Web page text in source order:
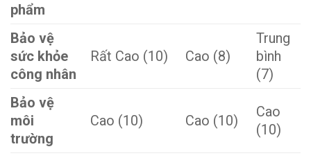
phẩm
Bảo vệ
sức khỏe
công nhân
Rất Cao (10) Cao (8)
Trung
bình
(7)
Bảo vệ
môi
trường
Cao (10) Cao (10)
Cao
(10)